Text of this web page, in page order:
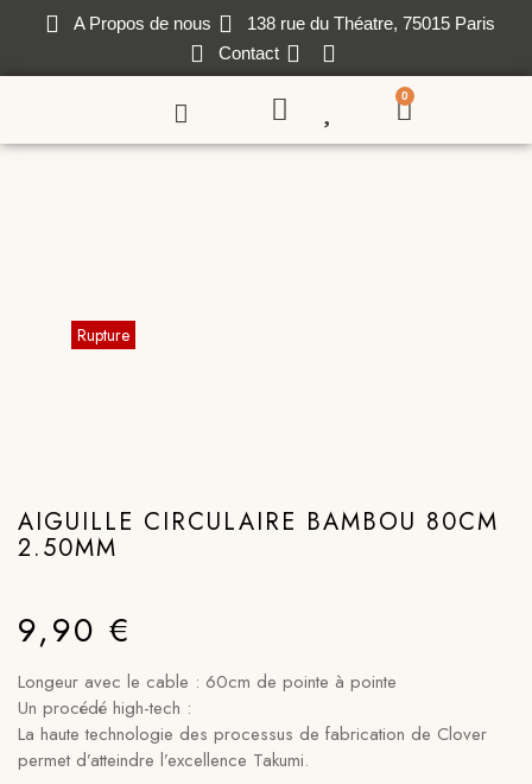
A Propos de nous
138 rue du Théatre, 75015 Paris
Contact
0
AIGUILLE CIRCULAIRE BAMBOU 80CM
2.50MM
9,90 €
Longeur avec le cable : 60cm de pointe à pointe
Un procédé high-tech :
La haute technologie des processus de fabrication de Clover
permet d’atteindre l’excellence Takumi.